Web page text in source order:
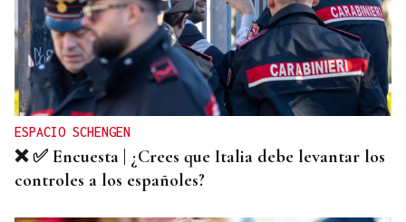
ESPACIO SCHENGEN
❌ ✅ Encuesta | ¿Crees que Italia debe levantar los
controles a los españoles?